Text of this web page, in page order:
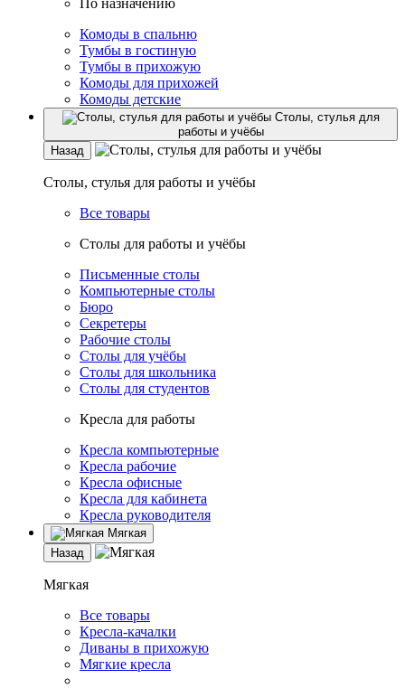
По назначению
Комоды в спальню
Тумбы в гостиную
Тумбы в прихожую
Комоды для прихожей
Комоды детские
Столы, стулья для
работы и учёбы
Назад
Столы, стулья для работы и учёбы
Все товары
Столы для работы и учёбы
Письменные столы
Компьютерные столы
Бюро
Секретеры
Рабочие столы
Столы для учёбы
Столы для школьника
Столы для студентов
Кресла для работы
Кресла компьютерные
Кресла рабочие
Кресла офисные
Кресла для кабинета
Кресла руководителя
Мягкая
Назад
Мягкая
Все товары
Кресла-качалки
Диваны в прихожую
Мягкие кресла